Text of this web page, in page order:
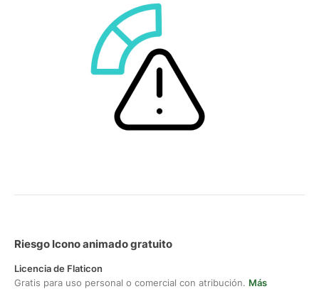
Riesgo Icono animado gratuito
Licencia de Flaticon
Gratis para uso personal o comercial con atribución. Más